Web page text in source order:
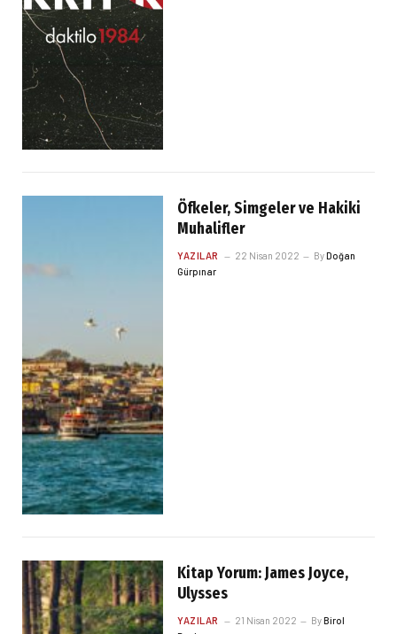
Öfkeler, Simgeler ve Hakiki
Muhalifler
YAZILAR 22 Nisan 2022 ByDoğan
Gürpınar
Kitap Yorum: James Joyce,
Ulysses
YAZILAR 21 Nisan 2022 ByBirol